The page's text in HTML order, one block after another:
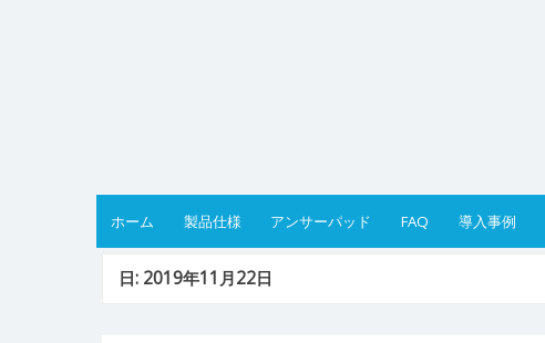
ホーム 製品仕様 アンサーパッド FAQ 導入事例
日: 2019年11月22日